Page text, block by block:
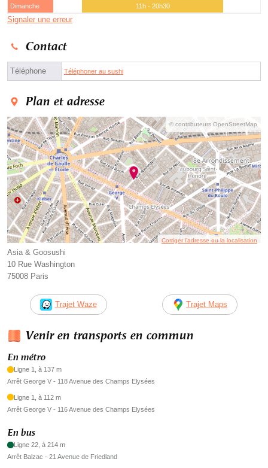
Dimanche
11h - 20h30
Signaler une erreur
Contact
Téléphone Téléphoner au sushi
Plan et adresse
© contributeurs OpenStreetMap
Corriger l’adresse ou la localisation
Asia & Goosushi
10 Rue Washington
75008 Paris
Trajet Waze Trajet Maps
Venir en transports en commun
En métro
Ligne 1, à 137 m
Arrêt George V - 118 Avenue des Champs Elysées
Ligne 1, à 112 m
Arrêt George V - 116 Avenue des Champs Elysées
En bus
Ligne 22, à 214 m
Arrêt Balzac - 21 Avenue de Friedland